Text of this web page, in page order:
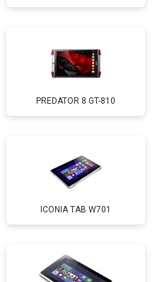
PREDATOR 8 GT-810
ICONIA TAB W701